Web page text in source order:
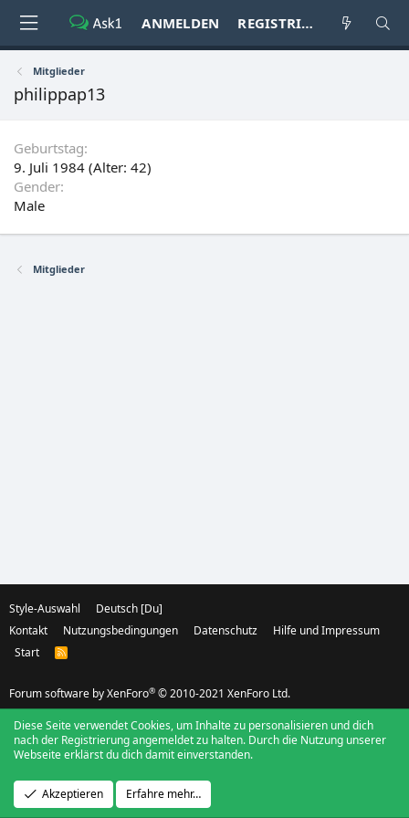
ANMELDEN REGISTRIEREN
Mitglieder
philippap13
Geburtstag
9. Juli 1984 (Alter: 42)
Gender
Male
Mitglieder
Style-Auswahl
Deutsch [Du]
Kontakt
Nutzungsbedingungen Datenschutz
Hilfe und Impressum
Start
R
S
Forum software by XenForo® © 2010-2021 XenForo Ltd.
Diese Seite verwendet Cookies, um Inhalte zu personalisieren und dich
nach der Registrierung angemeldet zu halten. Durch die Nutzung unserer
Webseite erklärst du dich damit einverstanden.
Akzeptieren Erfahre mehr…